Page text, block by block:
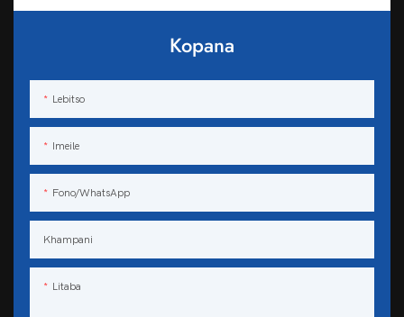
Kopana
Lebitso
Imeile
Fono/WhatsApp
Khampani
Litaba